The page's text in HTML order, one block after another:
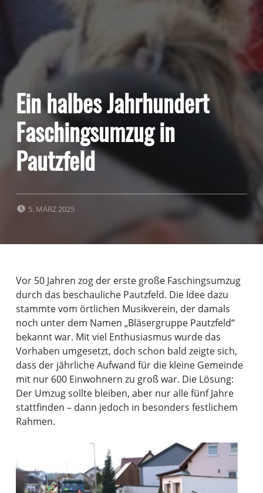
Ein halbes Jahrhundert
Faschingsumzug in
Pautzfeld
POSTED ON:
5. MÄRZ 2025
Vor 50 Jahren zog der erste große Faschingsumzug
durch das beschauliche Pautzfeld. Die Idee dazu
stammte vom örtlichen Musikverein, der damals
noch unter dem Namen „Bläsergruppe Pautzfeld“
bekannt war. Mit viel Enthusiasmus wurde das
Vorhaben umgesetzt, doch schon bald zeigte sich,
dass der jährliche Aufwand für die kleine Gemeinde
mit nur 600 Einwohnern zu groß war. Die Lösung:
Der Umzug sollte bleiben, aber nur alle fünf Jahre
stattfinden – dann jedoch in besonders festlichem
Rahmen.